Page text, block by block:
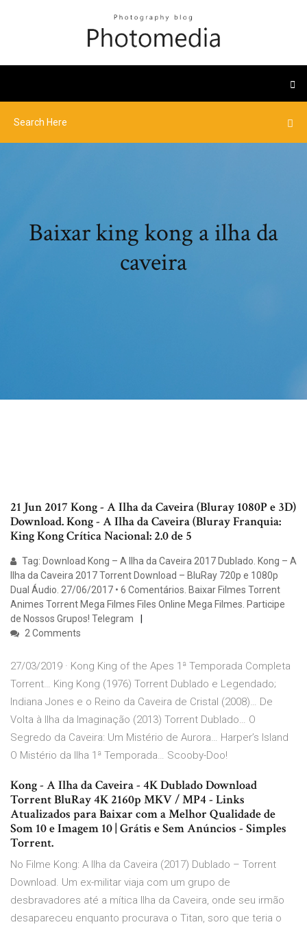
Baixar king kong a ilha da
caveira
21 Jun 2017 Kong - A Ilha da Caveira (Bluray 1080P e 3D)
Download. Kong - A Ilha da Caveira (Bluray Franquia:
King Kong Crítica Nacional: 2.0 de 5
Tag: Download Kong – A Ilha da Caveira 2017 Dublado. Kong – A
Ilha da Caveira 2017 Torrent Download – BluRay 720p e 1080p
Dual Áudio. 27/06/2017 • 6 Comentários. Baixar Filmes Torrent
Animes Torrent Mega Filmes Files Online Mega Filmes. Participe
de Nossos Grupos! Telegram
2 Comments
27/03/2019 · Kong King of the Apes 1ª Temporada Completa
Torrent… King Kong (1976) Torrent Dublado e Legendado;
Indiana Jones e o Reino da Caveira de Cristal (2008)… De
Volta à Ilha da Imaginação (2013) Torrent Dublado… O
Segredo da Caveira: Um Mistério de Aurora… Harper’s Island
O Mistério da Ilha 1ª Temporada… Scooby-Doo!
Kong - A Ilha da Caveira - 4K Dublado Download
Torrent BluRay 4K 2160p MKV / MP4 - Links
Atualizados para Baixar com a Melhor Qualidade de
Som 10 e Imagem 10 | Grátis e Sem Anúncios - Simples
Torrent.
No Filme Kong: A Ilha da Caveira (2017) Dublado – Torrent
Download. Um ex-militar viaja com um grupo de
desbravadores até a mítica Ilha da Caveira, onde seu irmão
desapareceu enquanto procurava o Titan, soro que teria o